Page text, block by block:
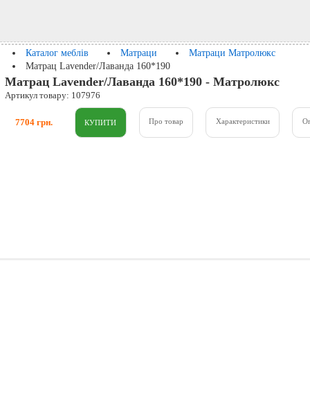
Каталог меблів Матраци
Матраци Матролюкс
Матрац Lavender/Лаванда 160*190
Матрац Lavender/Лаванда 160*190 - Матролюкс
Артикул товару: 107976
7704 грн. Про товар Характеристики